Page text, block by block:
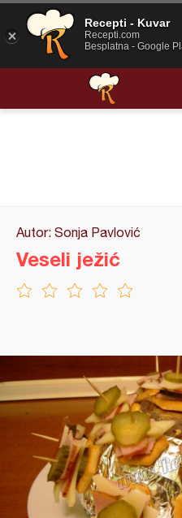
Autor: Sonja Pavlović
Veseli ježić
Recepti - Kuvar
Recepti.com
Besplatna - Google